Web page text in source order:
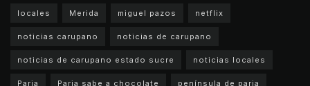
locales Merida miguel pazos netflix
noticias carupano noticias de carupano
noticias de carupano estado sucre noticias locales
Paria Paria sabe a chocolate península de paria